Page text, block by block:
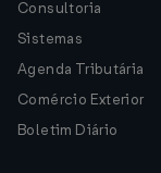
Consultoria
Sistemas
Agenda Tributária
Comércio Exterior
Boletim Diário